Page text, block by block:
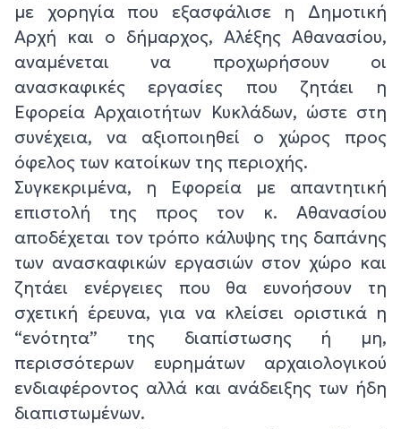
με χορηγία που εξασφάλισε η Δημοτική
Αρχή και ο δήμαρχος, Αλέξης Αθανασίου,
αναμένεται να προχωρήσουν οι
ανασκαφικές εργασίες που ζητάει η
Εφορεία Αρχαιοτήτων Κυκλάδων, ώστε στη
συνέχεια, να αξιοποιηθεί ο χώρος προς
όφελος των κατοίκων της περιοχής.
Συγκεκριμένα, η Εφορεία με απαντητική
επιστολή της προς τον κ. Αθανασίου
αποδέχεται τον τρόπο κάλυψης της δαπάνης
των ανασκαφικών εργασιών στον χώρο και
ζητάει ενέργειες που θα ευνοήσουν τη
σχετική έρευνα, για να κλείσει οριστικά η
“ενότητα” της διαπίστωσης ή μη,
περισσότερων ευρημάτων αρχαιολογικού
ενδιαφέροντος αλλά και ανάδειξης των ήδη
διαπιστωμένων.